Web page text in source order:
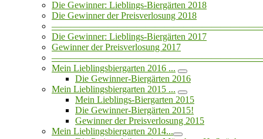
Die Gewinner: Lieblings-Biergärten 2018
Die Gewinner der Preisverlosung 2018
Die Gewinner: Lieblings-Biergärten 2017
Gewinner der Preisverlosung 2017
Mein Lieblingsbiergarten 2016 ...
Die Gewinner-Biergärten 2016
Mein Lieblingsbiergarten 2015 ...
Mein Lieblings-Biergarten 2015
Die Gewinner-Biergärten 2015!
Gewinner der Preisverlosung 2015
Mein Lieblingsbiergarten 2014...